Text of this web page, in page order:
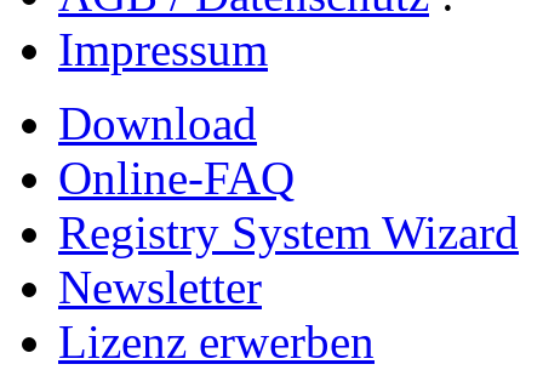
Impressum
Download
Online-FAQ
Registry System Wizard
Newsletter
Lizenz erwerben